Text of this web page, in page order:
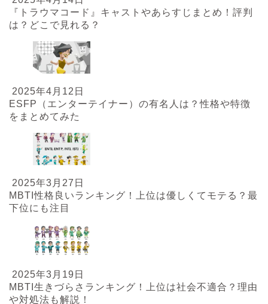
『トラウマコード』キャストやあらすじまとめ！評判
は？どこで見れる？
2025年4月12日
ESFP（エンターテイナー）の有名人は？性格や特徴
をまとめてみた
2025年3月27日
MBTI性格良いランキング！上位は優しくてモテる？最
下位にも注目
2025年3月19日
MBTI生きづらさランキング！上位は社会不適合？理由
や対処法も解説！